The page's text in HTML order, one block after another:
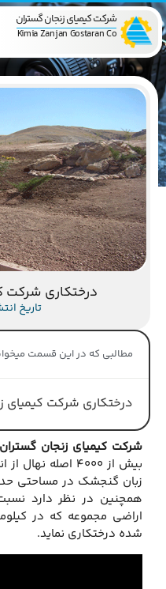
شرکت کیمیای زنجان گستران
Kimia Zanjan Gostaran Co
درختکاری شرکت
تاریخ انتشار: 1
مطالبی که در این قسمت
درختکاری شرکت کیمیای
شرکت کیمیای زنجان گستران
بیش از 4000 اصله
شده درختکاری نماید.